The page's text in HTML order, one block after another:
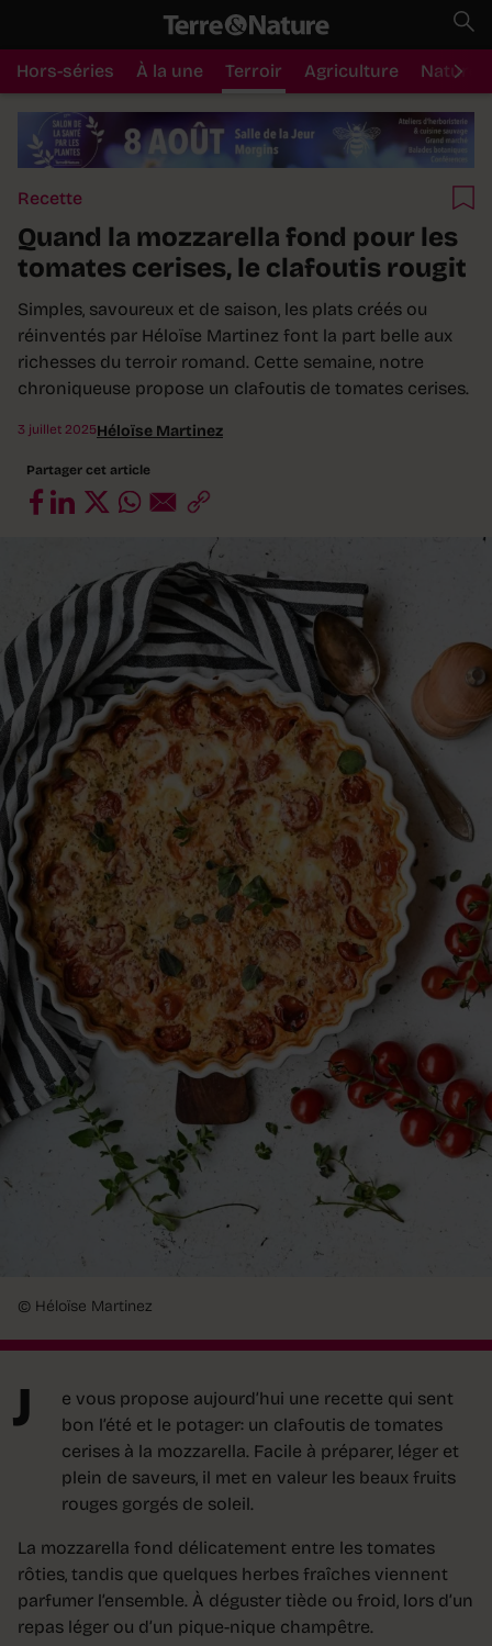
Hors-séries À la une Terroir Agriculture Nature
Recette
Quand la mozzarella fond pour les
tomates cerises, le clafoutis rougit
Simples, savoureux et de saison, les plats créés ou
réinventés par Héloïse Martinez font la part belle aux
richesses du terroir romand. Cette semaine, notre
chroniqueuse propose un clafoutis de tomates cerises.
3 juillet 2025Héloïse Martinez
Partager cet article
© Héloïse Martinez
J
e vous propose aujourd’hui une recette qui sent
bon l’été et le potager: un clafoutis de tomates
cerises à la mozzarella. Facile à préparer, léger et
plein de saveurs, il met en valeur les beaux fruits
rouges gorgés de soleil.
La mozzarella fond délicatement entre les tomates
rôties, tandis que quelques herbes fraîches viennent
parfumer l’ensemble. À déguster tiède ou froid, lors d’un
repas léger ou d’un pique-nique champêtre.